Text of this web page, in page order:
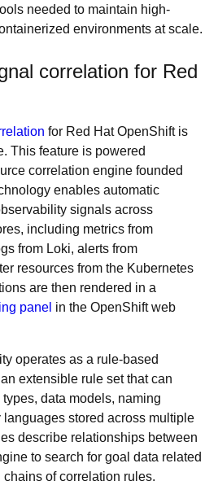
needed to maintain high-
environments at scale.
correlation for Red
for Red Hat OpenShift is
This feature is powered
correlation engine founded
enables automatic
signals across
including metrics from
from Loki, alerts from
resources from the Kubernetes
are then rendered in a
panel in the OpenShift web
operates as a rule-based
extensible rule set that can
data models, naming
stored across multiple
describe relationships between
to search for goal data related
of correlation rules.